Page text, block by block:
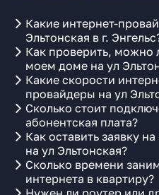
Какие интернет-
Эльтонская в г.
Как проверить, можно
моем доме на ул
Какие скорости
провайдеры на ул
Сколько стоит
абонентская плата?
Как оставить заявку
на ул Эльтонская?
Сколько времени
интернета в квартиру?